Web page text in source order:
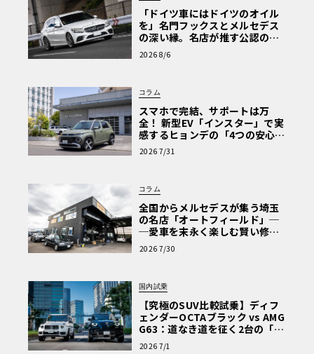
「ドイツ車にはドイツのオイル
を」名門フックスとメルセデス
の深い縁。名店が推す公認の安
心と、Cクラスで味わうシルキー
な走り〈PR〉
2026 8/6
コラム
スマホで完結、サポートは万
全！ 新型EV「インスター」で実
感するヒョンデの「4つの安心」
【第1回・ヒョンデ6つの疑問：
Why? Hyundai?】〈PR〉
2026 7/31
コラム
全国からメルセデスが集う埼玉
の名店「オートフィールド」─
─愛車を末永く楽しむ賢い修理
術と、プロがフックス製オイル
を選ぶ理由〈PR〉
2026 7/30
国内試乗
【究極のSUV比較試乗】ディフ
ェンダーOCTAブラック vs AMG
G63：道なき道を征く2台の「対
極的アプローチ」
2026 7/1